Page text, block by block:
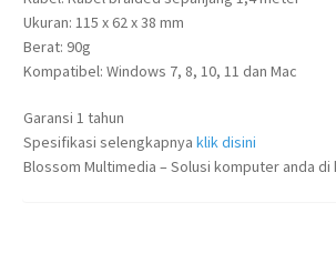
Ukuran: 115 x 62 x 38 mm
Berat: 90g
Kompatibel: Windows 7, 8, 10, 11 dan Mac
Garansi 1 tahun
Spesifikasi selengkapnya klik disini
Blossom Multimedia – Solusi komputer anda di